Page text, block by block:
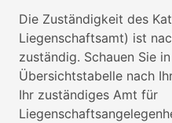
Die Zuständigkeit des
Liegenschaftsamt) ist
zuständig. Schauen Sie
Übersichtstabelle nach
Ihr zuständiges Amt für